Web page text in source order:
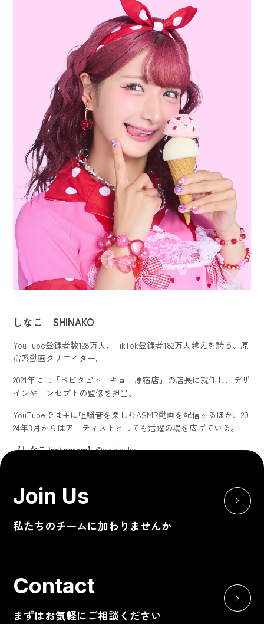
しなこ SHINAKO
YouTube登録者数128万人、TikTok登録者182万人越えを誇る、原
宿系動画クリエイター。
2021年には「ベビタピトーキョー原宿店」の店長に就任し、デザ
インやコンセプトの監修を担当。
YouTubeでは主に咀嚼音を楽しむASMR動画を配信するほか、20
24年3月からはアーティストとしても活躍の場を広げている。
【しなこ Instagram】@ssshinako
Pinaco X】
@pinaco_official
Pinaco
E-MAIL：info@pinaco.jp
Join Us
私たちのチームに加わりませんか
Contact
まずはお気軽にご相談ください